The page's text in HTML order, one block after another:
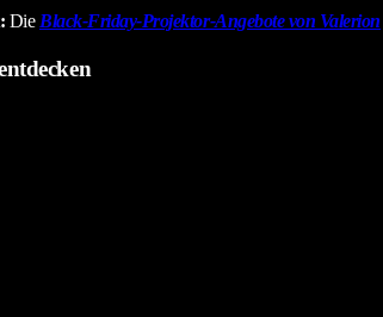
Die Black-Friday-Projektor-Angebote von Valerion